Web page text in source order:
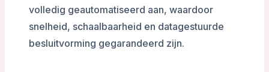
volledig geautomatiseerd aan, waardoor
snelheid, schaalbaarheid en datagestuurde
besluitvorming gegarandeerd zijn.